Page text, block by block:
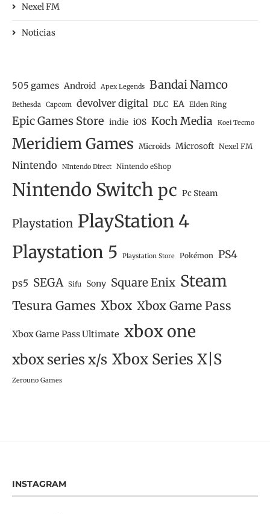
Nexel FM
Noticias
505 games Android Apex Legends Bandai Namco
Bethesda Capcom devolver digital DLC EA Elden Ring
Epic Games Store indie iOS Koch Media Koei Tecmo
Meridiem Games Microids Microsoft Nexel FM
Nintendo NIntendo Direct Nintendo eShop
Nintendo Switch pc Pc Steam
Playstation PlayStation 4
Playstation 5 Playstation Store Pokémon PS4
ps5 SEGA Sifu Sony Square Enix Steam
Tesura Games Xbox Xbox Game Pass
Xbox Game Pass Ultimate xbox one
xbox series x/s Xbox Series X|S
Zerouno Games
INSTAGRAM